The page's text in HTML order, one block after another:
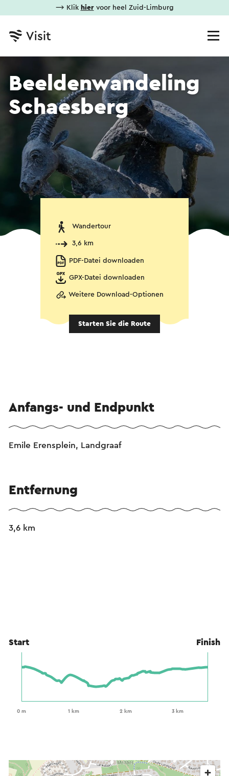
⟶ Klik hiervoor heel Zuid-Limburg
Beeldenwandeling
Schaesberg
Wandertour
3,6 km
PDF-Datei downloaden
GPX-Datei downloaden
Weitere Download-Optionen
Starten Sie die Route
Anfangs- und Endpunkt
Emile Erensplein, Landgraaf
Entfernung
3,6 km
Start Finish